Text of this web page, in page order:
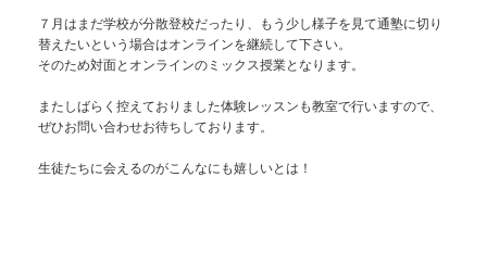
７月はまだ学校が分散登校だったり、もう少し様子を見て通塾に切り
替えたいという場合はオンラインを継続して下さい。
そのため対面とオンラインのミックス授業となります。
またしばらく控えておりました体験レッスンも教室で行いますので、
ぜひお問い合わせお待ちしております。
生徒たちに会えるのがこんなにも嬉しいとは！